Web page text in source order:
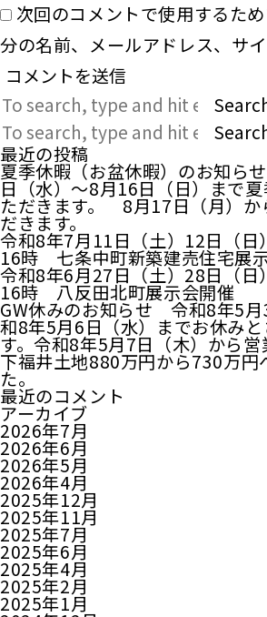
次回のコメントで使用するた
分の名前、メールアドレス、サイ
最近の投稿
夏季休暇（お盆休暇）のお知ら
日（水）～8月16日（日）まで
ただきます。 8月17日（月）か
だきます。
令和8年7月11日（土）12日（日
16時 七条中町新築建売住宅展
令和8年6月27日（土）28日（日
16時 八反田北町展示会開催
GW休みのお知らせ 令和8年5
和8年5月6日（水）までお休み
す。令和8年5月7日（木）から営
下福井土地880万円から730万円
た。
最近のコメント
アーカイブ
2026年7月
2026年6月
2026年5月
2026年4月
2025年12月
2025年11月
2025年7月
2025年6月
2025年4月
2025年2月
2025年1月